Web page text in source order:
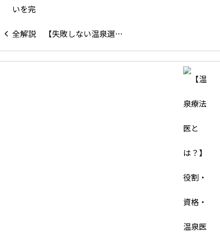
【失敗しない温泉選…